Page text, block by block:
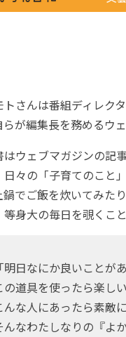
さんは番組ディレク
らが編集長を務めるウ
ウェブマガジンの記
日々の「子育てのこと
鍋でご飯を炊いてみた
等身大の毎日を覗くこ
「明日なにか良いことが
の道具を使ったら楽しい
んな人にあったら素敵
んなわたしなりの『よ